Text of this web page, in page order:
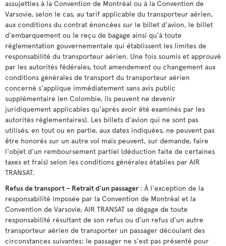
assujetties à la Convention de Montréal ou à la Convention de
Varsovie, selon le cas, au tarif applicable du transporteur aérien,
aux conditions du contrat énoncées sur le billet d'avion, le billet
d'embarquement ou le reçu de bagage ainsi qu'à toute
réglementation gouvernementale qui établissent les limites de
responsabilité du transporteur aérien. Une fois soumis et approuvé
par les autorités fédérales, tout amendement ou changement aux
conditions générales de transport du transporteur aérien
concerné s'applique immédiatement sans avis public
supplémentaire (en Colombie, ils peuvent ne devenir
juridiquement applicables qu'après avoir été examinés par les
autorités réglementaires). Les billets d'avion qui ne sont pas
utilisés, en tout ou en partie, aux dates indiquées, ne peuvent pas
être honorés sur un autre vol mais peuvent, sur demande, faire
l'objet d'un remboursement partiel (déduction faite de certaines
taxes et frais) selon les conditions générales établies par AIR
TRANSAT.
Refus de transport – Retrait d'un passager : À l'exception de la
responsabilité imposée par la Convention de Montréal et la
Convention de Varsovie, AIR TRANSAT se dégage de toute
responsabilité résultant de son refus ou d'un refus d'un autre
transporteur aérien de transporter un passager découlant des
circonstances suivantes: le passager ne s'est pas présenté pour